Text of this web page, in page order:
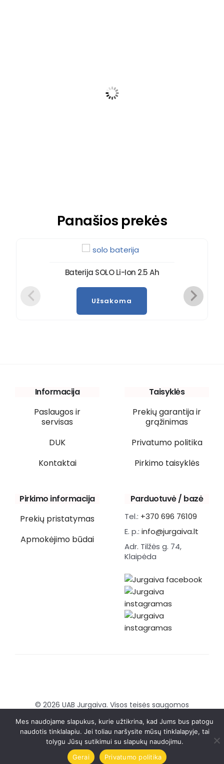
Panašios prekės
Baterija SOLO Li-Ion 2.5 Ah
Užsakoma
Informacija
Paslaugos ir
servisas
DUK
Kontaktai
Taisyklės
Prekių garantija ir
grąžinimas
Privatumo politika
Pirkimo taisyklės
Pirkimo informacija
Prekių pristatymas
Apmokėjimo būdai
Parduotuvė / bazė
Tel.: +370 696 76109
E. p.: info@jurgaiva.lt
Adr. Tilžės g. 74,
Klaipėda
© 2026 UAB Jurgaiva. Visos teisės saugomos
Sukurta:Brandmedia agency
Mes naudojame slapukus, kurie užtikrina, kad Jums bus patogu
naudotis tinklalapiu. Jei toliau naršysite mūsų tinklalapyje, tai
tolygu Jūsų sutikimui su slapukų naudojimu.
Gerai
Privatumo politika